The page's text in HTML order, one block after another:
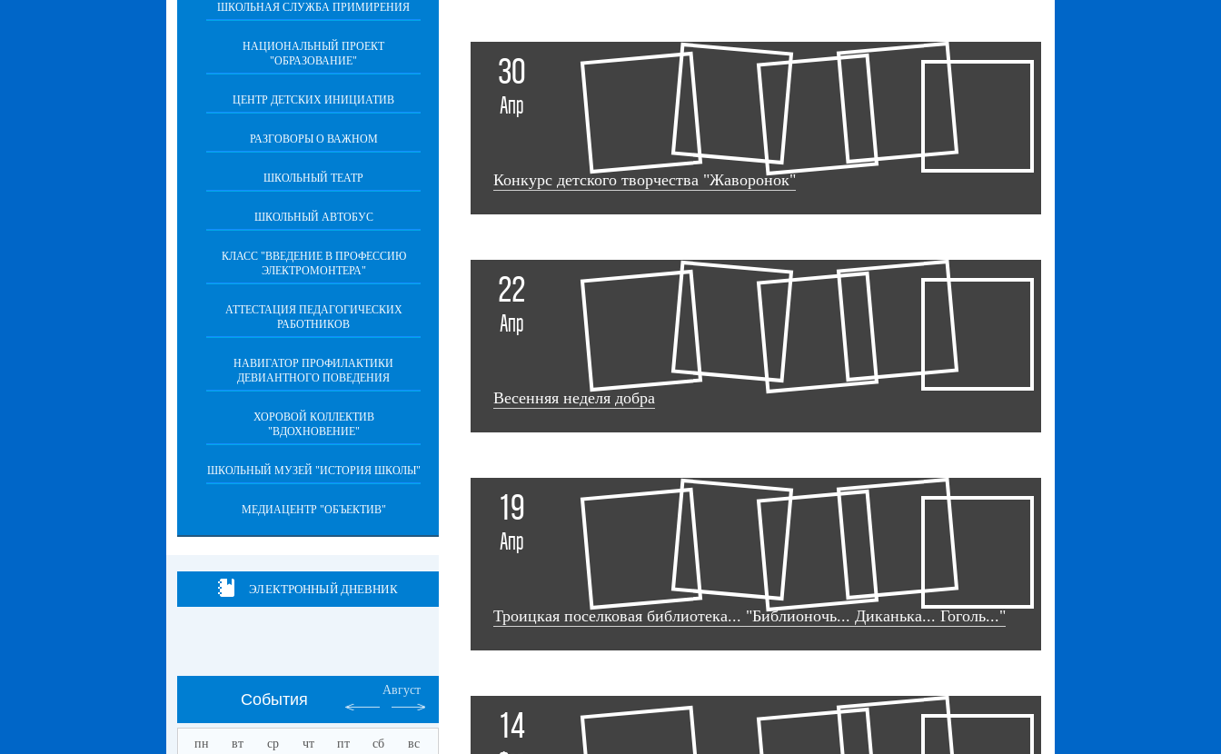
30
Апр
Конкурс детского творчества "Жаворонок"
22
Апр
Весенняя неделя добра
19
Апр
Троицкая поселковая библиотека... "Библионочь... Диканька... Гоголь..."
14
ШКОЛЬНАЯ СЛУЖБА ПРИМИРЕНИЯ
НАЦИОНАЛЬНЫЙ ПРОЕКТ
"ОБРАЗОВАНИЕ"
ЦЕНТР ДЕТСКИХ ИНИЦИАТИВ
РАЗГОВОРЫ О ВАЖНОМ
ШКОЛЬНЫЙ ТЕАТР
ШКОЛЬНЫЙ АВТОБУС
КЛАСС "ВВЕДЕНИЕ В ПРОФЕССИЮ
ЭЛЕКТРОМОНТЕРА"
АТТЕСТАЦИЯ ПЕДАГОГИЧЕСКИХ
РАБОТНИКОВ
НАВИГАТОР ПРОФИЛАКТИКИ
ДЕВИАНТНОГО ПОВЕДЕНИЯ
ХОРОВОЙ КОЛЛЕКТИВ
"ВДОХНОВЕНИЕ"
ШКОЛЬНЫЙ МУЗЕЙ "ИСТОРИЯ ШКОЛЫ"
МЕДИАЦЕНТР "ОБЪЕКТИВ"
ЭЛЕКТРОННЫЙ ДНЕВНИК
События
Август
пн вт ср чт пт сб вс